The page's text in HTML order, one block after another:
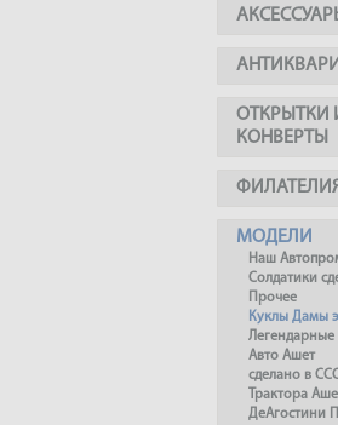
ОТКРЫТКИ
КОНВЕРТЫ
МОДЕЛИ
Наш
Солдатики
Прочее
Куклы Дамы
Легендарные
Авто Ашет
сделано в
Трактора
ДеАгостини